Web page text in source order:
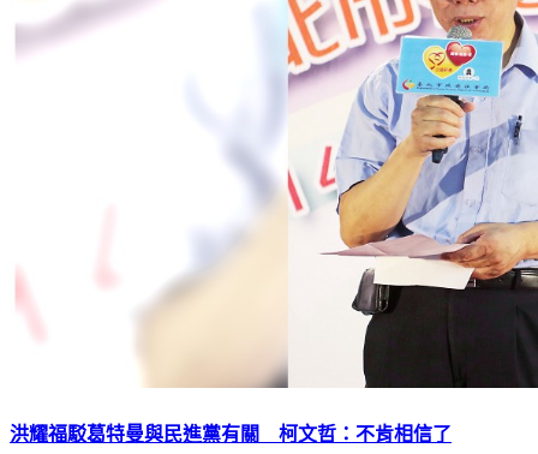
洪耀福駁葛特曼與民進黨有關 柯文哲：不肯相信了